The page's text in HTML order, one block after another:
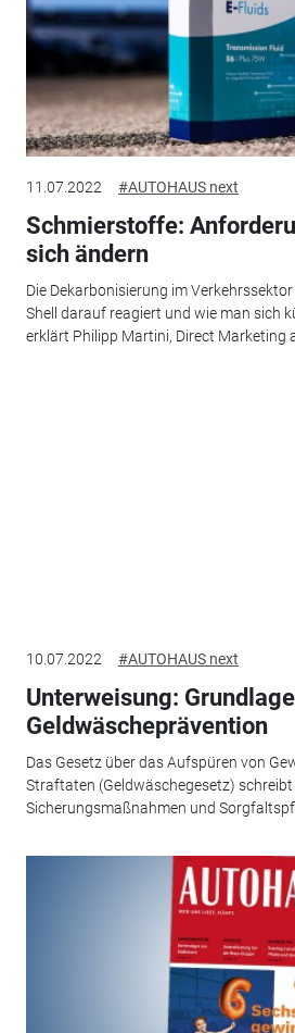
11.07.2022 #AUTOHAUS next
Schmierstoffe:
sich ändern
Die Dekarbonisierung im
Shell darauf reagiert und wie man sich
erklärt Philipp Martini, Direct Marketing
10.07.2022 #AUTOHAUS next
Unterweisung:
Geldwäscheprävention
Das Gesetz über das Aufspüren von
Straftaten (Geldwäschegesetz)
Sicherungsmaßnahmen und